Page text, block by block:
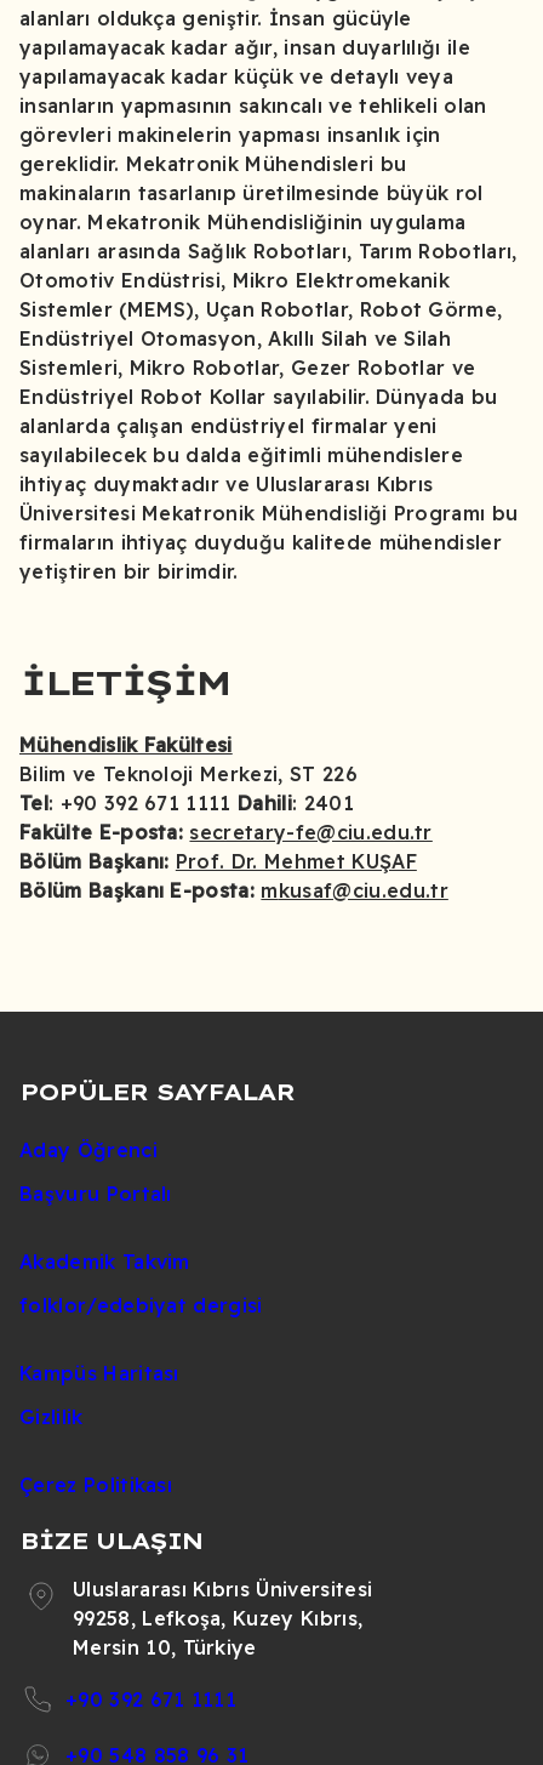
alanları oldukça geniştir. İnsan gücüyle
yapılamayacak kadar ağır, insan duyarlılığı ile
yapılamayacak kadar küçük ve detaylı veya
insanların yapmasının sakıncalı ve tehlikeli olan
görevleri makinelerin yapması insanlık için
gereklidir. Mekatronik Mühendisleri bu
makinaların tasarlanıp üretilmesinde büyük rol
oynar. Mekatronik Mühendisliğinin uygulama
alanları arasında Sağlık Robotları, Tarım Robotları,
Otomotiv Endüstrisi, Mikro Elektromekanik
Sistemler (MEMS), Uçan Robotlar, Robot Görme,
Endüstriyel Otomasyon, Akıllı Silah ve Silah
Sistemleri, Mikro Robotlar, Gezer Robotlar ve
Endüstriyel Robot Kollar sayılabilir. Dünyada bu
alanlarda çalışan endüstriyel firmalar yeni
sayılabilecek bu dalda eğitimli mühendislere
ihtiyaç duymaktadır ve Uluslararası Kıbrıs
Üniversitesi Mekatronik Mühendisliği Programı bu
firmaların ihtiyaç duyduğu kalitede mühendisler
yetiştiren bir birimdir.
İLETIŞIM
Mühendislik Fakültesi
Bilim ve Teknoloji Merkezi, ST 226
Tel: +90 392 671 1111 Dahili: 2401
Fakülte E-posta: secretary-fe@ciu.edu.tr
Bölüm Başkanı: Prof. Dr. Mehmet KUŞAF
Bölüm Başkanı E-posta: mkusaf@ciu.edu.tr
POPÜLER SAYFALAR
Aday Öğrenci
Başvuru Portalı
Akademik Takvim
folklor/edebiyat dergisi
Kampüs Haritası
Gizlilik
Çerez Politikası
BİZE ULAŞIN
Uluslararası Kıbrıs Üniversitesi
99258, Lefkoşa, Kuzey Kıbrıs,
Mersin 10, Türkiye
+90 392 671 1111
+90 548 858 96 31